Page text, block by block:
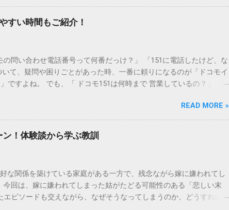
分は「煤（すす）」と「膠（にかわ）」、そして水です。これらは
理や配管維持の観点から以下の問題が発生します。 1. 環境への深
現代の排水処理施設であっても、これらの微粒子を完全に分解・
ると河川や海まで到達し、水質の濁りや生態系へ悪影響を及ぼすリ
管の通り道を狭め、深刻な詰まりを引き起こします。特に築年数が
用が高額になるケースも珍しくありません。 3. 頑固なシミと汚れ
、細かい粒子が素材の隙間に入り込み、取れない黒ずみとなりま
墨汁の捨て方 家庭で墨汁を処分する際は、「液体として流さない」
形物」として処分してください。 手順1：新聞紙や古布に吸わせて
紙に吸わせて固形物に変えることです。 準備するもの： 古新聞、
すい時間もご紹介！
の問い合わせ電話番号って何番だっけ？」 「151に電話したけど、な
て、疑問や困りごとがあった時、一番に頼りになるのが「ドコモイ
ですよね。 でも、「 ドコモ151は何時まで 営業しているの？」「
時間帯、さらには電話がつながらない時の対処法をわかりやすく解
8時 結論から言うと、ドコモのインフォメーションセンター「151」
無休で、土日祝日も営業しています。「 151 営業時間 」を気にす
も少し余裕を持って連絡することができますね。 この時間内であ
で、無料でオペレーターに相談することができます。ただし、ドコ
（無料） どちらの番号も、 151 営業時間 と同じく「午前9時～午
は何時から何時まで？混雑を避けるコツ ここでは、さらに詳しく「
図に沿って、具体的なスケジュール感を見ていきましょう。 朝一
READ MORE »
！体験談から学ぶ教訓
な関係を築けている家庭がある一方で、残念ながら嫁に嫌われてし
回は、嫁に嫌われてしまった姑がたどる可能性のある「悲しい末
ピソードも交えながら、なぜそうなってしまうのか、どうすれば